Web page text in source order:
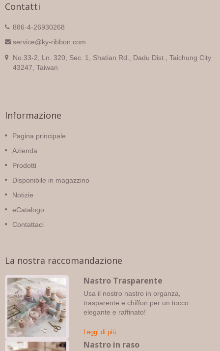
Contatti
886-4-26930268
service@ky-ribbon.com
No.33-2, Ln. 320, Sec. 1, Shatian Rd., Dadu Dist., Taichung City
43247, Taiwan
Informazione
Pagina principale
Azienda
Prodotti
Disponibile in magazzino
Notizie
eCatalogo
Contattaci
La nostra raccomandazione
Nastro Trasparente
Usa il nostro nastro in organza,
trasparente e chiffon per un tocco
elegante e raffinato!
Leggi di più
Nastro in raso